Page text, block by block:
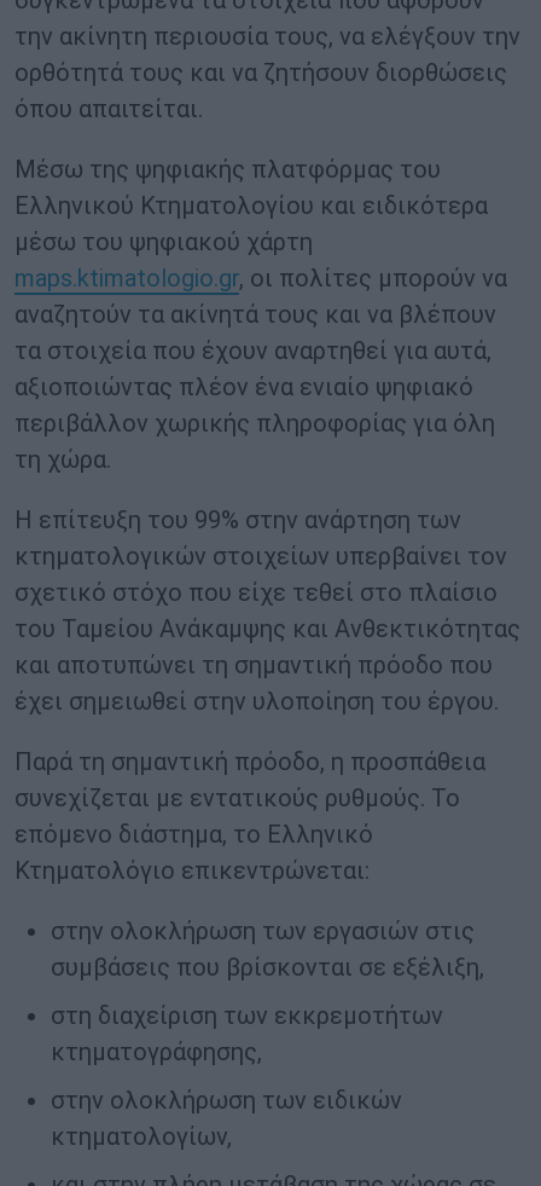
την ακίνητη περιουσία τους, να ελέγξουν την
ορθότητά τους και να ζητήσουν διορθώσεις
όπου απαιτείται.
Μέσω της ψηφιακής πλατφόρμας του
Ελληνικού Κτηματολογίου και ειδικότερα
μέσω του ψηφιακού χάρτη
maps.ktimatologio.gr, οι πολίτες μπορούν να
αναζητούν τα ακίνητά τους και να βλέπουν
τα στοιχεία που έχουν αναρτηθεί για αυτά,
αξιοποιώντας πλέον ένα ενιαίο ψηφιακό
περιβάλλον χωρικής πληροφορίας για όλη
τη χώρα.
Η επίτευξη του 99% στην ανάρτηση των
κτηματολογικών στοιχείων υπερβαίνει τον
σχετικό στόχο που είχε τεθεί στο πλαίσιο
του Ταμείου Ανάκαμψης και Ανθεκτικότητας
και αποτυπώνει τη σημαντική πρόοδο που
έχει σημειωθεί στην υλοποίηση του έργου.
Παρά τη σημαντική πρόοδο, η προσπάθεια
συνεχίζεται με εντατικούς ρυθμούς. Το
επόμενο διάστημα, το Ελληνικό
Κτηματολόγιο επικεντρώνεται:
στην ολοκλήρωση των εργασιών στις
συμβάσεις που βρίσκονται σε εξέλιξη,
στη διαχείριση των εκκρεμοτήτων
κτηματογράφησης,
στην ολοκλήρωση των ειδικών
κτηματολογίων,